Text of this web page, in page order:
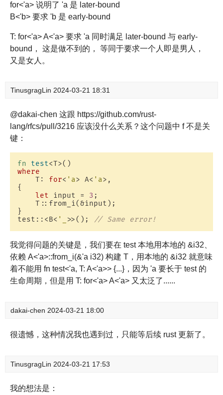
for<'a> 说明了 'a 是 later-bound
B<'b> 要求 'b 是 early-bound
T: for<'a> A<'a> 要求 'a 同时满足 later-bound 与 early-
bound， 这是做不到的， 等同于要求一个人即是男人，
又是女人。
TinusgragLin 2024-03-21 18:31
@dakai-chen 这跟 https://github.com/rust-
lang/rfcs/pull/3216 应该没什么关系？这个问题中 f 不是关
键：
fn test
where
    T:
for< 'a> A< 'a>,
{
let input = 3 ;
    T::from_i(&input);
}
test::<B< '_ >>(); // Same error!
我觉得问题的关键是，我们要在 test 本地用本地的 &i32、
依赖 A<'a>::from_i(&'a i32) 构建 T，用本地的 &i32 就意味
着不能用 fn test<'a, T: A<'a>> {...}，因为 'a 要长于 test 的
生命周期，但是用 T: for<'a> A<'a> 又太泛了......
dakai-chen 2024-03-21 18:00
很遗憾，这种情况我也遇到过，只能等后续 rust 更新了。
TinusgragLin 2024-03-21 17:53
我的想法是：